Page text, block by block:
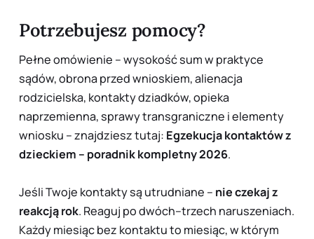
Potrzebujesz pomocy?
Pełne omówienie – wysokość sum w praktyce
sądów, obrona przed wnioskiem, alienacja
rodzicielska, kontakty dziadków, opieka
naprzemienna, sprawy transgraniczne i elementy
wniosku – znajdziesz tutaj: Egzekucja kontaktów z
dzieckiem – poradnik kompletny 2026.
Jeśli Twoje kontakty są utrudniane – nie czekaj z
reakcją rok. Reaguj po dwóch–trzech naruszeniach.
Każdy miesiąc bez kontaktu to miesiąc, w którym